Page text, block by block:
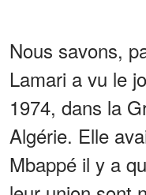
Nous savons,
Lamari a vu le
1974, dans la
Algérie. Elle
Mbappé il y a